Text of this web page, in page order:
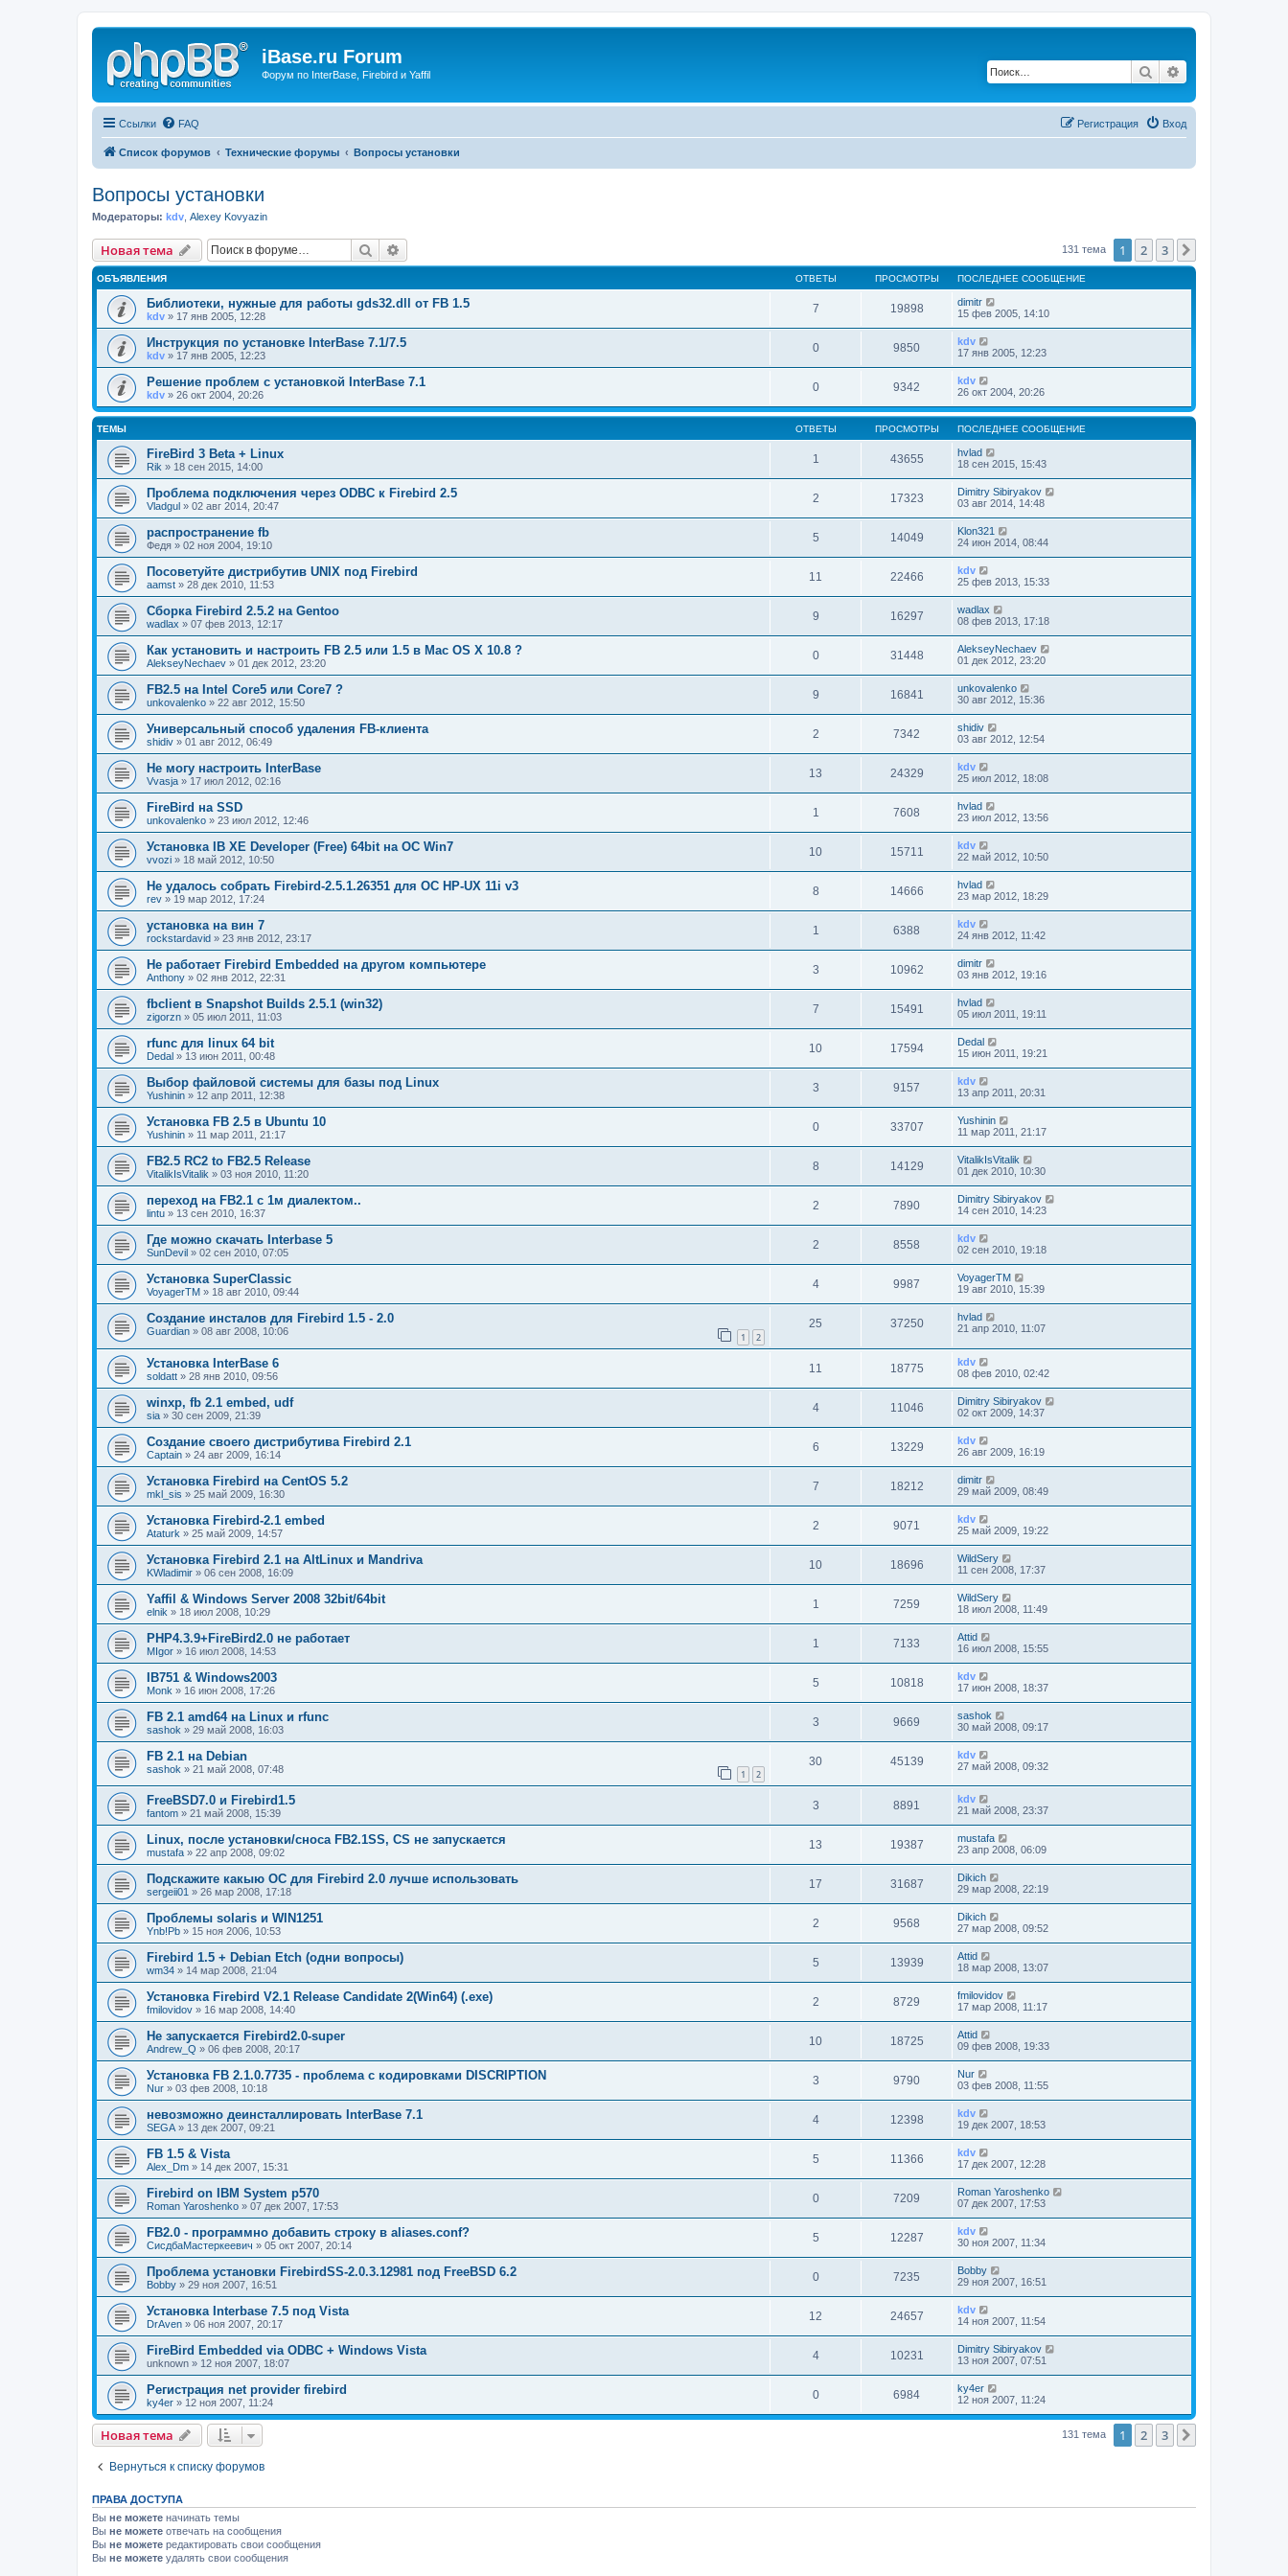
iBase.ru Forum
Форум по InterBase, Firebird и Yaffil Поиск
Ссылки FAQ Вход
Регистрация
Список форумов Технические форумы Вопросы установки
Вопросы установки
Модераторы: kdv Alexey Kovyazin
Новая тема Поиск 131 тема 1 2 3
ОБЪЯВЛЕНИЯ ОТВЕТЫ ПРОСМОТРЫ ПОСЛЕДНЕЕ СООБЩЕНИЕ
Библиотеки, нужные для работы gds32.dll от FB 1.5
kdv » 17 янв 2005, 12:28
7 19898
dimitr
15 фев 2005, 14:10
Инструкция по установке InterBase 7.1/7.5
kdv » 17 янв 2005, 12:23
0 9850
kdv
17 янв 2005, 12:23
Решение проблем с установкой InterBase 7.1
kdv » 26 окт 2004, 20:26
0 9342
kdv
26 окт 2004, 20:26
ТЕМЫ ОТВЕТЫ ПРОСМОТРЫ ПОСЛЕДНЕЕ СООБЩЕНИЕ
FireBird 3 Beta + Linux
Rik » 18 сен 2015, 14:00
1 43655
hvlad
18 сен 2015, 15:43
Проблема подключения через ODBC к Firebird 2.5
Vladgul » 02 авг 2014, 20:47
2 17323
Dimitry Sibiryakov
03 авг 2014, 14:48
распространение fb
Федя » 02 ноя 2004, 19:10
5 14049
Klon321
24 июн 2014, 08:44
Посоветуйте дистрибутив UNIX под Firebird
aamst » 28 дек 2010, 11:53
11 22466
kdv
25 фев 2013, 15:33
Сборка Firebird 2.5.2 на Gentoo
wadlax » 07 фев 2013, 12:17
9 16297
wadlax
08 фев 2013, 17:18
Как установить и настроить FB 2.5 или 1.5 в Mac OS X 10.8 ?
AlekseyNechaev » 01 дек 2012, 23:20
0 31448
AlekseyNechaev
01 дек 2012, 23:20
FB2.5 на Intel Core5 или Core7 ?
unkovalenko » 22 авг 2012, 15:50
9 16841
unkovalenko
30 авг 2012, 15:36
Универсальный способ удаления FB-клиента
shidiv » 01 авг 2012, 06:49
2 7342
shidiv
03 авг 2012, 12:54
Не могу настроить InterBase
Vvasja » 17 июл 2012, 02:16
13 24329
kdv
25 июл 2012, 18:08
FireBird на SSD
unkovalenko » 23 июл 2012, 12:46
1 7608
hvlad
23 июл 2012, 13:56
Установка IB XE Developer (Free) 64bit на ОС Win7
vvozi » 18 май 2012, 10:50
10 15711
kdv
22 май 2012, 10:50
Не удалось собрать Firebird-2.5.1.26351 для ОС HP-UX 11i v3
rev » 19 мар 2012, 17:24
8 14666
hvlad
23 мар 2012, 18:29
установка на вин 7
rockstardavid » 23 янв 2012, 23:17
1 6388
kdv
24 янв 2012, 11:42
Не работает Firebird Embedded на другом компьютере
Anthony » 02 янв 2012, 22:31
3 10962
dimitr
03 янв 2012, 19:16
fbclient в Snapshot Builds 2.5.1 (win32)
zigorzn » 05 июл 2011, 11:03
7 15491
hvlad
05 июл 2011, 19:11
rfunc для linux 64 bit
Dedal » 13 июн 2011, 00:48
10 17594
Dedal
15 июн 2011, 19:21
Выбор файловой системы для базы под Linux
Yushinin » 12 апр 2011, 12:38
3 9157
kdv
13 апр 2011, 20:31
Установка FB 2.5 в Ubuntu 10
Yushinin » 11 мар 2011, 21:17
0 33707
Yushinin
11 мар 2011, 21:17
FB2.5 RC2 to FB2.5 Release
VitalikIsVitalik » 03 ноя 2010, 11:20
8 14129
VitalikIsVitalik
01 дек 2010, 10:30
переход на FB2.1 с 1м диалектом..
lintu » 13 сен 2010, 16:37
2 7890
Dimitry Sibiryakov
14 сен 2010, 14:23
Где можно скачать Interbase 5
SunDevil » 02 сен 2010, 07:05
2 8558
kdv
02 сен 2010, 19:18
Установка SuperClassic
VoyagerTM » 18 авг 2010, 09:44
4 9987
VoyagerTM
19 авг 2010, 15:39
Создание инсталов для Firebird 1.5 - 2.0
Guardian » 08 авг 2008, 10:06 1 2
25 37250
hvlad
21 апр 2010, 11:07
Установка InterBase 6
soldatt » 28 янв 2010, 09:56
11 18775
kdv
08 фев 2010, 02:42
winxp, fb 2.1 embed, udf
sia » 30 сен 2009, 21:39
4 11046
Dimitry Sibiryakov
02 окт 2009, 14:37
Создание своего дистрибутива Firebird 2.1
Captain » 24 авг 2009, 16:14
6 13229
kdv
26 авг 2009, 16:19
Установка Firebird на CentOS 5.2
mkl_sis » 25 май 2009, 16:30
7 18212
dimitr
29 май 2009, 08:49
Установка Firebird-2.1 embed
Ataturk » 25 май 2009, 14:57
2 9071
kdv
25 май 2009, 19:22
Установка Firebird 2.1 на AltLinux и Mandriva
KWladimir » 06 сен 2008, 16:09
10 18696
WildSery
11 сен 2008, 17:37
Yaffil & Windows Server 2008 32bit/64bit
elnik » 18 июл 2008, 10:29
1 7259
WildSery
18 июл 2008, 11:49
PHP4.3.9+FireBird2.0 не работает
MIgor » 16 июл 2008, 14:53
1 7133
Attid
16 июл 2008, 15:55
IB751 & Windows2003
Monk » 16 июн 2008, 17:26
5 10818
kdv
17 июн 2008, 18:37
FB 2.1 amd64 на Linux и rfunc
sashok » 29 май 2008, 16:03
3 9669
sashok
30 май 2008, 09:17
FB 2.1 на Debian
sashok » 21 май 2008, 07:48 1 2
30 45139
kdv
27 май 2008, 09:32
FreeBSD7.0 и Firebird1.5
fantom » 21 май 2008, 15:39
3 8891
kdv
21 май 2008, 23:37
Linux, после установки/сноса FB2.1SS, CS не запускается
mustafa » 22 апр 2008, 09:02
13 19387
mustafa
23 апр 2008, 06:09
Подскажите какыю ОС для Firebird 2.0 лучше использовать
sergeii01 » 26 мар 2008, 17:18
17 31687
Dikich
29 мар 2008, 22:19
Проблемы solaris и WIN1251
Ynb!Pb » 15 ноя 2006, 10:53
2 9568
Dikich
27 мар 2008, 09:52
Firebird 1.5 + Debian Etch (одни вопросы)
wm34 » 14 мар 2008, 21:04
5 13939
Attid
18 мар 2008, 13:07
Установка Firebird V2.1 Release Candidate 2(Win64) (.exe)
fmilovidov » 16 мар 2008, 14:40
2 8729
fmilovidov
17 мар 2008, 11:17
Не запускается Firebird2.0-super
Andrew_Q » 06 фев 2008, 20:17
10 18725
Attid
09 фев 2008, 19:33
Установка FB 2.1.0.7735 - проблема с кодировками DISCRIPTION
Nur » 03 фев 2008, 10:18
3 9790
Nur
03 фев 2008, 11:55
невозможно деинсталлировать InterBase 7.1
SEGA » 13 дек 2007, 09:21
4 12398
kdv
19 дек 2007, 18:53
FB 1.5 & Vista
Alex_Dm » 14 дек 2007, 15:31
5 11366
kdv
17 дек 2007, 12:28
Firebird on IBM System p570
Roman Yaroshenko » 07 дек 2007, 17:53
0 7209
Roman Yaroshenko
07 дек 2007, 17:53
FB2.0 - программно добавить строку в aliases.conf?
СисдбаМастеркеевич » 05 окт 2007, 20:14
5 12287
kdv
30 ноя 2007, 11:34
Проблема установки FirebirdSS-2.0.3.12981 под FreeBSD 6.2
Bobby » 29 ноя 2007, 16:51
0 7235
Bobby
29 ноя 2007, 16:51
Установка Interbase 7.5 под Vista
DrAven » 06 ноя 2007, 20:17
12 24657
kdv
14 ноя 2007, 11:54
FireBird Embedded via ODBC + Windows Vista
unknown » 12 ноя 2007, 18:07
4 10231
Dimitry Sibiryakov
13 ноя 2007, 07:51
Регистрация net provider firebird
ky4er » 12 ноя 2007, 11:24
0 6984
ky4er
12 ноя 2007, 11:24
Новая тема 131 тема 1 2 3
Вернуться к списку форумов
ПРАВА ДОСТУПА
Вы не можете начинать темы
Вы не можете отвечать на сообщения
Вы не можете редактировать свои сообщения
Вы не можете удалять свои сообщения